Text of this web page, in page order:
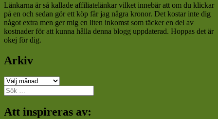
Länkarna är så kallade affiliatelänkar vilket innebär att om du klickar
på en och sedan gör ett köp får jag några kronor. Det kostar inte dig
något extra men ger mig en liten inkomst som täcker en del av
kostnader för att kunna hålla denna blogg uppdaterad. Hoppas det är
okej för dig.
Arkiv
Arkiv
Sök
efter:
Att inspireras av: